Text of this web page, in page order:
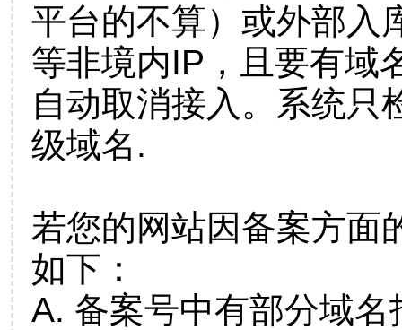
平台的不算）或外部入
等非境内IP，且要有域
自动取消接入。系统只
级域名.
若您的网站因备案方面
如下：
A. 备案号中有部分域